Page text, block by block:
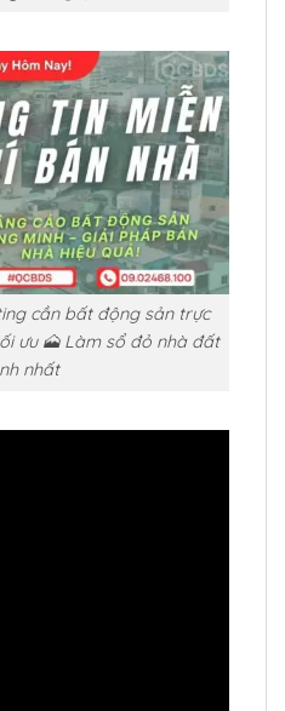
cần bất động sản trực
ưu 🗻 Làm sổ đỏ nhà đất
nhất